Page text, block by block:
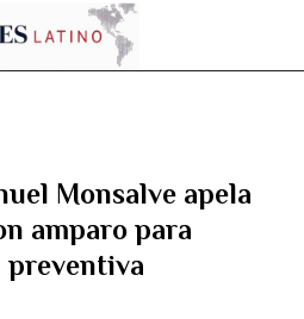
Monsalve apela
amparo para